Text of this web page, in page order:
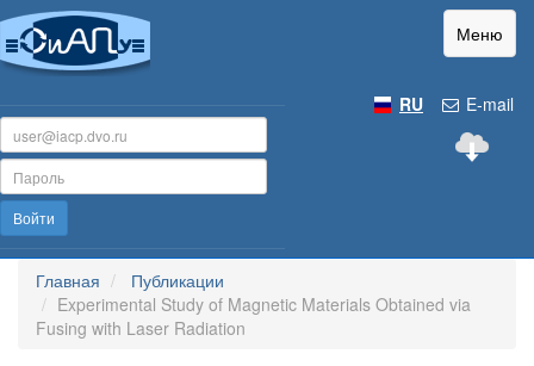
Меню
E-mail
RU
Войти
Главная
Публикации
Experimental Study of Magnetic Materials Obtained via
Fusing with Laser Radiation